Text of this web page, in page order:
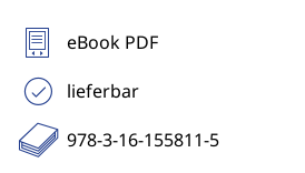
eBook PDF
lieferbar
978-3-16-155811-5